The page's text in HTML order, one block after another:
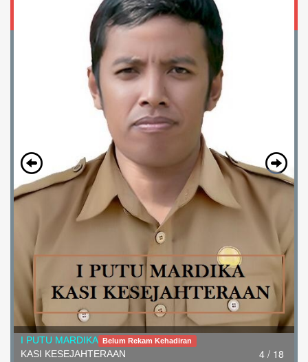
4 / 18
I PUTU MARDIKA Belum Rekam Kehadiran
KASI KESEJAHTERAAN